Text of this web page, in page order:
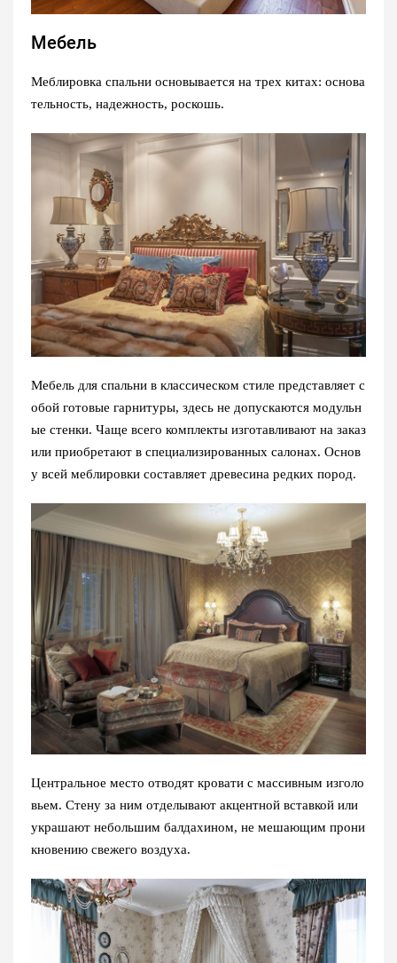
Мебель
Меблировка спальни основывается на трех китах: основа
тельность, надежность, роскошь.
Мебель для спальни в классическом стиле представляет с
обой готовые гарнитуры, здесь не допускаются модульн
ые стенки. Чаще всего комплекты изготавливают на заказ
или приобретают в специализированных салонах. Основ
у всей меблировки составляет древесина редких пород.
Центральное место отводят кровати с массивным изголо
вьем. Стену за ним отделывают акцентной вставкой или
украшают небольшим балдахином, не мешающим прони
кновению свежего воздуха.